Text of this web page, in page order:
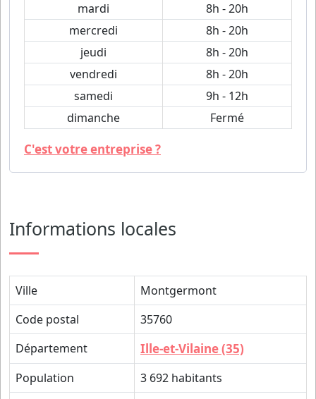
mardi
8h - 20h
mercredi
8h - 20h
jeudi
8h - 20h
vendredi
8h - 20h
samedi
9h - 12h
dimanche
Fermé
C'est votre entreprise ?
Informations locales
Ville
Montgermont
Code postal
35760
Département
Ille-et-Vilaine (35)
Population
3 692 habitants